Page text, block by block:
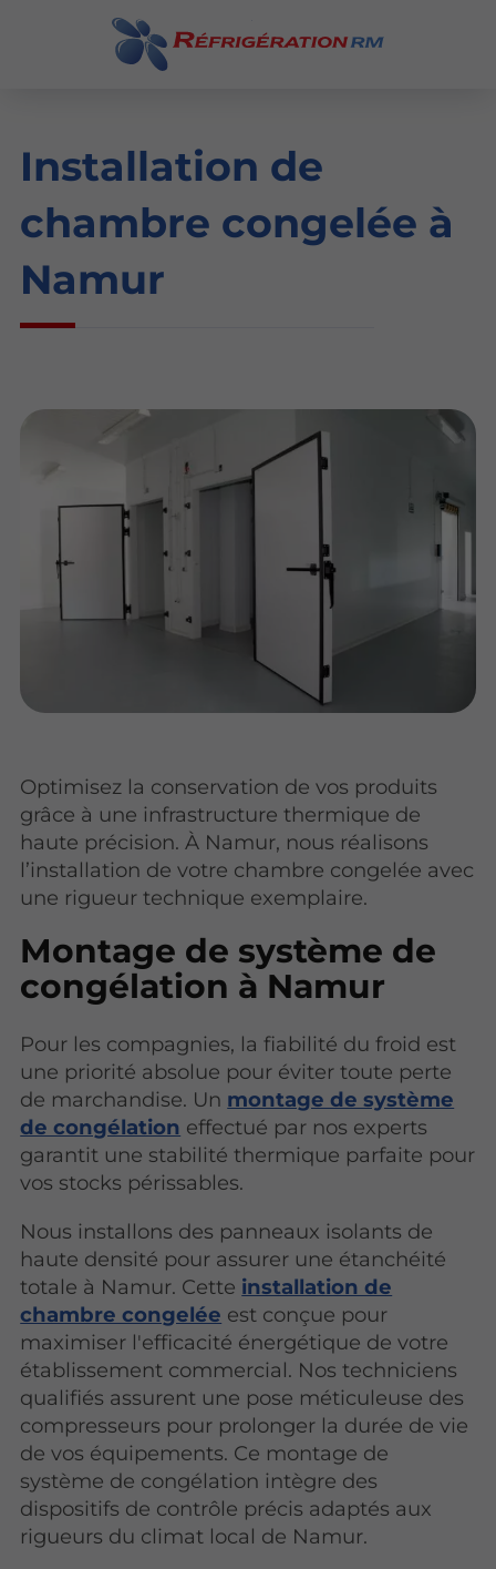
Installation de
chambre congelée à
Namur
Optimisez la conservation de vos produits
grâce à une infrastructure thermique de
haute précision. À Namur, nous réalisons
l’installation de votre chambre congelée avec
une rigueur technique exemplaire.
Montage de système de
congélation à Namur
Pour les compagnies, la fiabilité du froid est
une priorité absolue pour éviter toute perte
de marchandise. Un montage de système
de congélation effectué par nos experts
garantit une stabilité thermique parfaite pour
vos stocks périssables.
Nous installons des panneaux isolants de
haute densité pour assurer une étanchéité
totale à Namur. Cette installation de
chambre congelée est conçue pour
maximiser l'efficacité énergétique de votre
établissement commercial. Nos techniciens
qualifiés assurent une pose méticuleuse des
compresseurs pour prolonger la durée de vie
de vos équipements. Ce montage de
système de congélation intègre des
dispositifs de contrôle précis adaptés aux
rigueurs du climat local de Namur.